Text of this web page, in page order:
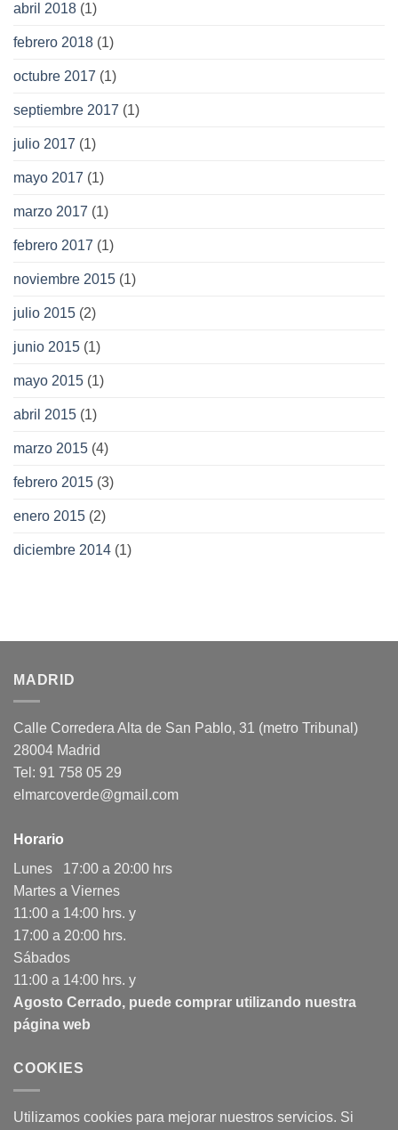
abril 2018 (1)
febrero 2018 (1)
octubre 2017 (1)
septiembre 2017 (1)
julio 2017 (1)
mayo 2017 (1)
marzo 2017 (1)
febrero 2017 (1)
noviembre 2015 (1)
julio 2015 (2)
junio 2015 (1)
mayo 2015 (1)
abril 2015 (1)
marzo 2015 (4)
febrero 2015 (3)
enero 2015 (2)
diciembre 2014 (1)
MADRID
Calle Corredera Alta de San Pablo, 31 (metro Tribunal)
28004 Madrid
Tel: 91 758 05 29
elmarcoverde@gmail.com
Horario
Lunes 17:00 a 20:00 hrs
Martes a Viernes
11:00 a 14:00 hrs. y
17:00 a 20:00 hrs.
Sábados
11:00 a 14:00 hrs. y
Agosto Cerrado, puede comprar utilizando nuestra
página web
COOKIES
Utilizamos cookies para mejorar nuestros servicios. Si